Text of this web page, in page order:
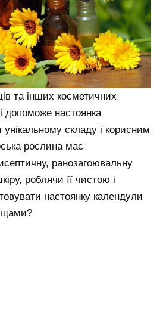
та інших косметичних
допоможе настоянка
складу і корисним
рослина має
ранозагоювальну
роблячи її чистою і
настоянку календули